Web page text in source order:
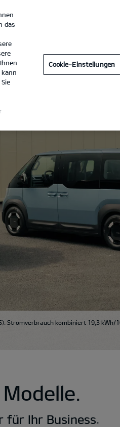
Stromverbrauch kombiniert 19,3 kWh/
für Ihr Business.
das
Cookie-Einstellungen